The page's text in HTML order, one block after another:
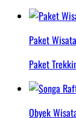
Paket
Paket
Obyek